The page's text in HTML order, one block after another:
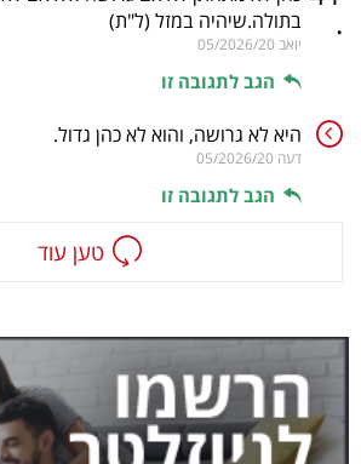
.
בתולה.שיהיה במזל (ל"ת)
יואב 05/2026/20
הגב לתגובה זו
היא לא גרושה, והוא לא כהן גדול.
דעה 05/2026/20
הגב לתגובה זו
טען עוד